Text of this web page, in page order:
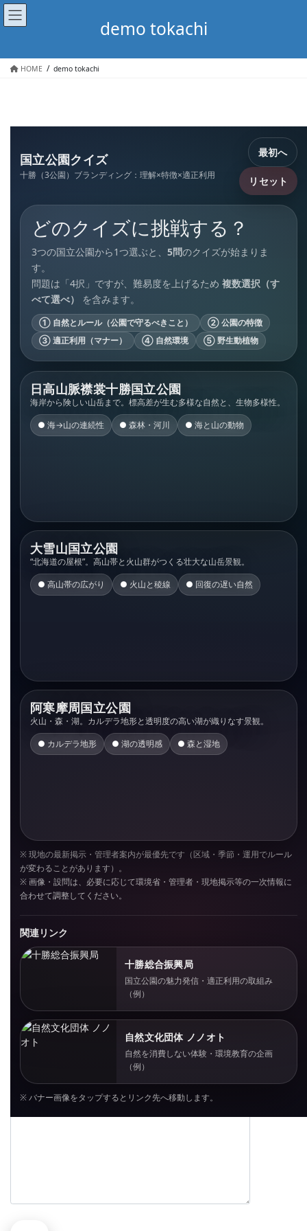
コ
ン
ナ
ビ
demo tokachi
HOME demo tokachi
国立公園クイズ
十勝（3公園）ブランディング：理解×特徴×適正利用
最初へ
リセット
どのクイズに挑戦する？
3つの国立公園から1つ選ぶと、 5問のクイズが始まりま
す。
問題は「4択」ですが、難易度を上げるため 複数選択（す
べて選べ）
を含みます。
① 自然とルール（公園で守るべきこと）
② 公園の特徴
③ 適正利用（マナー）
④ 自然環境 ⑤ 野生動植物
日高山脈襟裳十勝国立公園
海岸から険しい山岳まで。標高差が生む多様な自然と、生物多様性。
● 海→山の連続性 ● 森林・河川 ● 海と山の動物
大雪山国立公園
“北海道の屋根”。高山帯と火山群がつくる壮大な山岳景観。
● 高山帯の広がり ● 火山と稜線 ● 回復の遅い自然
阿寒摩周国立公園
火山・森・湖。カルデラ地形と透明度の高い湖が織りなす景観。
● カルデラ地形 ● 湖の透明感 ● 森と湿地
※ 現地の最新掲示・管理者案内が最優先です（区域・季節・運用でルール
が変わることがあります）。
※ 画像・設問は、必要に応じて環境省・管理者・現地掲示等の一次情報に
合わせて調整してください。
関連リンク
十勝総合振興局
国立公園の魅力発信・適正利用の取組み
（例）
自然文化団体 ノノオト
自然を消費しない体験・環境教育の企画
（例）
※ バナー画像をタップするとリンク先へ移動します。
氏名
メールアドレス
メッセージ本文 (任意)